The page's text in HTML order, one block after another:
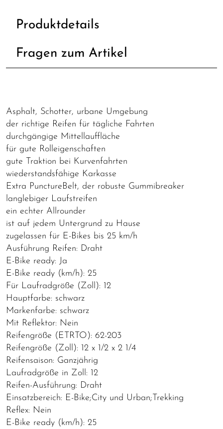
Produktdetails
Fragen zum Artikel
Asphalt, Schotter, urbane Umgebung
der richtige Reifen für tägliche Fahrten
durchgängige Mittellauffläche
für gute Rolleigenschaften
gute Traktion bei Kurvenfahrten
wiederstandsfähige Karkasse
Extra PunctureBelt, der robuste Gummibreaker
langlebiger Laufstreifen
ein echter Allrounder
ist auf jedem Untergrund zu Hause
zugelassen für E-Bikes bis 25 km/h
Ausführung Reifen: Draht
E-Bike ready: Ja
E-Bike ready (km/h): 25
Für Laufradgröße (Zoll): 12
Hauptfarbe: schwarz
Markenfarbe: schwarz
Mit Reflektor: Nein
Reifengröße (ETRTO): 62-203
Reifengröße (Zoll): 12 x 1/2 x 2 1/4
Reifensaison: Ganzjährig
Laufradgröße in Zoll: 12
Reifen-Ausführung: Draht
Einsatzbereich: E-Bike;City und Urban;Trekking
Reflex: Nein
E-Bike ready (km/h): 25